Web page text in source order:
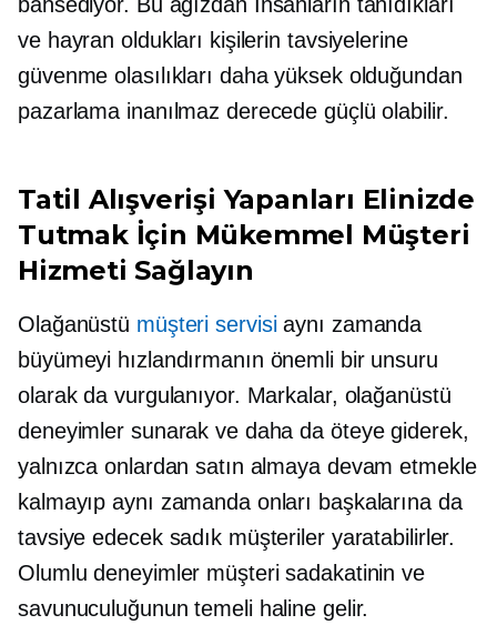
ve hayran oldukları kişilerin tavsiyelerine
güvenme olasılıkları daha yüksek olduğundan
pazarlama inanılmaz derecede güçlü olabilir.
Tatil Alışverişi Yapanları Elinizde
Tutmak İçin Mükemmel Müşteri
Hizmeti Sağlayın
Olağanüstü müşteri servisiaynı zamanda
büyümeyi hızlandırmanın önemli bir unsuru
olarak da vurgulanıyor. Markalar, olağanüstü
deneyimler sunarak ve daha da öteye giderek,
yalnızca onlardan satın almaya devam etmekle
kalmayıp aynı zamanda onları başkalarına da
tavsiye edecek sadık müşteriler yaratabilirler.
Olumlu deneyimler müşteri sadakatinin ve
savunuculuğunun temeli haline gelir.